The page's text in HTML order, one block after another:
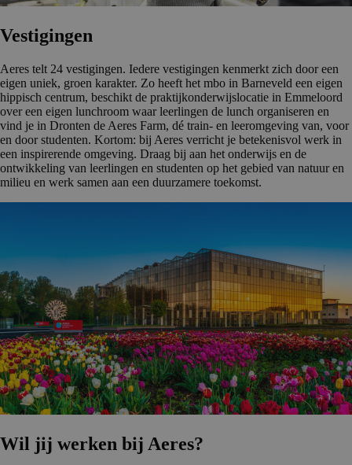
Vestigingen
Aeres telt 24 vestigingen. Iedere vestigingen kenmerkt zich door een
eigen uniek, groen karakter. Zo heeft het mbo in Barneveld een eigen
hippisch centrum, beschikt de praktijkonderwijslocatie in Emmeloord
over een eigen lunchroom waar leerlingen de lunch organiseren en
vind je in Dronten de Aeres Farm, dé train- en leeromgeving van, voor
en door studenten. Kortom: bij Aeres verricht je betekenisvol werk in
een inspirerende omgeving. Draag bij aan het onderwijs en de
ontwikkeling van leerlingen en studenten op het gebied van natuur en
milieu en werk samen aan een duurzamere toekomst.
Wil jij werken bij Aeres?